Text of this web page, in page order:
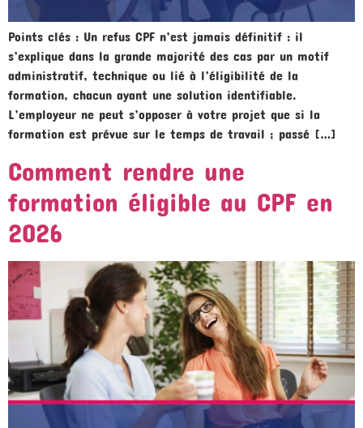
Points clés : Un refus CPF n’est jamais définitif : il
s’explique dans la grande majorité des cas par un motif
administratif, technique ou lié à l’éligibilité de la
formation, chacun ayant une solution identifiable.
L’employeur ne peut s’opposer à votre projet que si la
formation est prévue sur le temps de travail ; passé […]
Comment rendre une
formation éligible au CPF en
2026